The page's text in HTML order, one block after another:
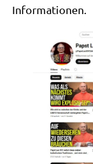
Informationen.